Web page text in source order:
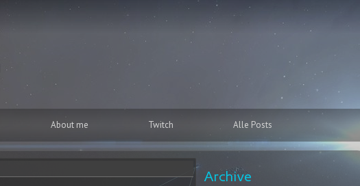
About me Twitch Alle Posts
Archive